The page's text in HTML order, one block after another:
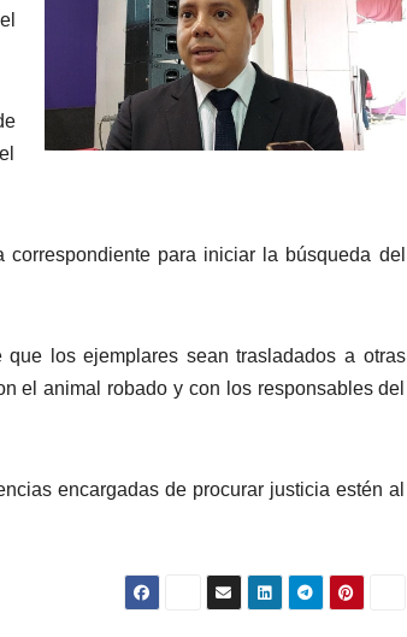
para iniciar la búsqueda del
los ejemplares sean trasladados a otras
el animal robado y con los responsables del
encargadas de procurar justicia estén al